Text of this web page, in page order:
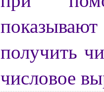
получить
числовое